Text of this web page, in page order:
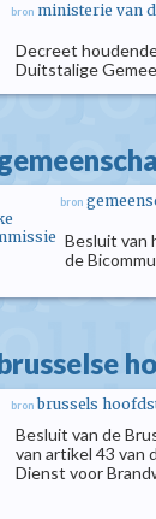
bron ministerie van
Decreet
Duitstalige
bron
Besluit van
de
bron brussels
Besluit van de
van artikel 43 van
Dienst voor